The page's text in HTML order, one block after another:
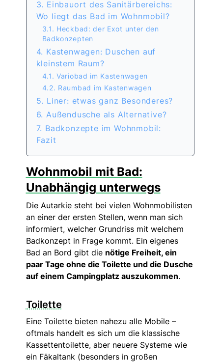
3. Einbauort des Sanitärbereichs:
Wo liegt das Bad im Wohnmobil?
3.1. Heckbad: der Exot unter den
Badkonzepten
4. Kastenwagen: Duschen auf
kleinstem Raum?
4.1. Variobad im Kastenwagen
4.2. Raumbad im Kastenwagen
5. Liner: etwas ganz Besonderes?
6. Außendusche als Alternative?
7. Badkonzepte im Wohnmobil:
Fazit
Wohnmobil mit Bad:
Unabhängig unterwegs
Die Autarkie steht bei vielen Wohnmobilisten
an einer der ersten Stellen, wenn man sich
informiert, welcher Grundriss mit welchem
Badkonzept in Frage kommt. Ein eigenes
Bad an Bord gibt die nötige Freiheit, ein
paar Tage ohne die Toilette und die Dusche
auf einem Campingplatz auszukommen.
Toilette
Eine Toilette bieten nahezu alle Mobile –
oftmals handelt es sich um die klassische
Kassettentoilette, aber neuere Systeme wie
ein Fäkaltank (besonders in großen